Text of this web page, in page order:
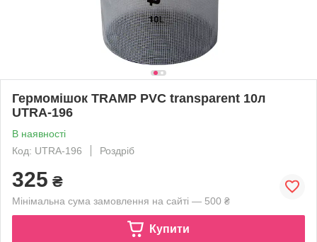
Гермомішок TRAMP PVC transparent 10л
UTRA-196
В наявності
Код: UTRA-196
Роздріб
325 ₴
Мінімальна сума замовлення на сайті — 500 ₴
Купити